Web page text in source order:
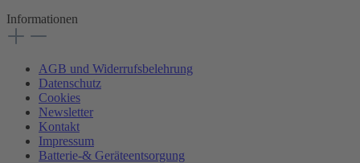
Informationen
AGB und Widerrufsbelehrung
Datenschutz
Cookies
Newsletter
Kontakt
Impressum
Batterie-& Geräteentsorgung